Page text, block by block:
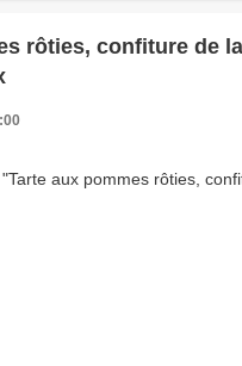
rôties, confiture de